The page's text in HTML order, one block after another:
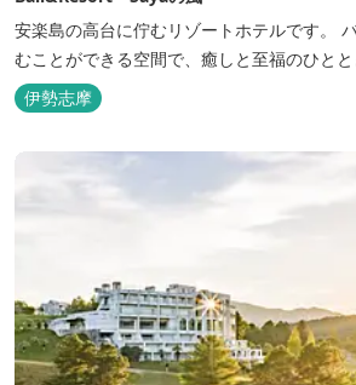
安楽島の高台に佇むリゾートホテルです。
むことができる空間で、癒しと至福のひとと
伊勢志摩